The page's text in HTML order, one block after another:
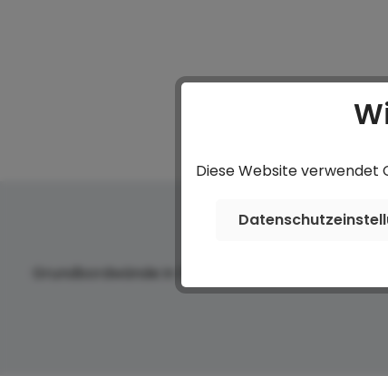
Grundbordwände in 350 mm (Aufpreis) zu PHL
Diese Website verwendet